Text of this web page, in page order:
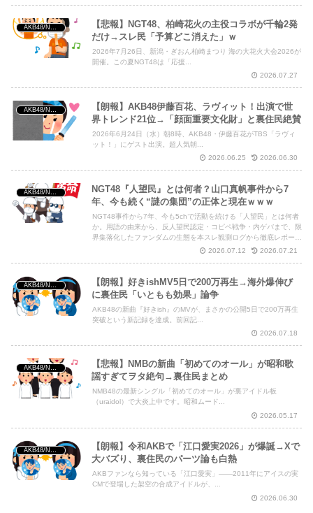
【悲報】NGT48、柏崎花火の主役コラボが千輪2発
だけ→スレ民「予算どこ消えた」ｗ
2026年7月26日、新潟・ぎおん柏崎まつり 海の大花火大会2026が
開催。この夏NGT48は「応援...
2026.07.27
【朗報】AKB48伊藤百花、ラヴィット！出演で世
界トレンド21位→「顔面重要文化財」と裏住民絶賛
2026年6月24日（水）朝8時、AKB48・伊藤百花がTBS「ラヴィ
ット！」にゲスト出演。超人気朝...
2026.06.25
2026.06.30
NGT48『人望民』とは何者？山口真帆事件から7
年、今も続く“謎の集団”の正体と現在ｗｗｗ
NGT48事件から7年、今も5chで活動を続ける「人望民」とは何者
か。用語の由来から、反人望民認定・コピペ戦争・内ゲバまで、限
界集落化したファンダムの生態を本スレ観測ログから徹底レポート
2026.07.12 2026.07.21
【朗報】好きishMV5日で200万再生→海外爆伸び
に裏住民「いともも効果」論争
AKB48の新曲『好きish』のMVが、まさかの公開5日で200万再生
突破という新記録を達成。前回記...
2026.07.18
【悲報】NMBの新曲「初めてのオール」が昭和歌
謡すぎてヲタ絶句→裏住民まとめ
NMB48の最新シングル「初めてのオール」が裏アイドル板
（uraidol）で大炎上中です。昭和ムード...
2026.05.17
【朗報】令和AKBで「江口愛実2026」が爆誕→Xで
大バズり、裏住民のパーツ論も白熱
AKBファンなら知っている「江口愛実」——2011年にアイスの実
CMで登場した架空の合成アイドルが、...
2026.06.30